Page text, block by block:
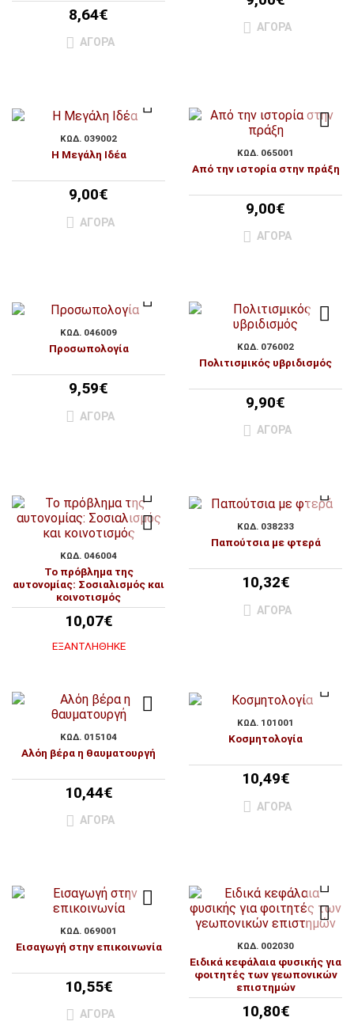
8,64€
ΑΓΟΡΆ
ΑΓΟΡΆ
ΚΩΔ. 039002
Η Μεγάλη Ιδέα
9,00€
ΑΓΟΡΆ
ΚΩΔ. 065001
Από την ιστορία στην πράξη
9,00€
ΑΓΟΡΆ
ΚΩΔ. 046009
Προσωπολογία
9,59€
ΑΓΟΡΆ
ΚΩΔ. 076002
Πολιτισμικός υβριδισμός
9,90€
ΑΓΟΡΆ
ΚΩΔ. 046004
Το πρόβλημα της
αυτονομίας: Σοσιαλισμός και
κοινοτισμός
10,07€
ΕΞΑΝΤΛΉΘΗΚΕ
ΚΩΔ. 038233
Παπούτσια με φτερά
10,32€
ΑΓΟΡΆ
ΚΩΔ. 015104
Αλόη βέρα η θαυματουργή
10,44€
ΑΓΟΡΆ
ΚΩΔ. 101001
Κοσμητολογία
10,49€
ΑΓΟΡΆ
ΚΩΔ. 069001
Εισαγωγή στην επικοινωνία
10,55€
ΑΓΟΡΆ
ΚΩΔ. 002030
Ειδικά κεφάλαια φυσικής για
φοιτητές των γεωπονικών
επιστημών
10,80€